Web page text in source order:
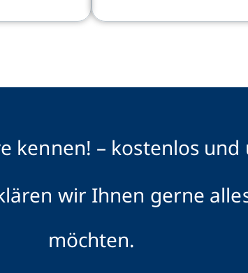
kennen! – kostenlos
wir Ihnen gerne
möchten.